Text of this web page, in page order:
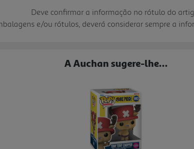
Deve confirmar a informação no rótulo do
e/ou rótulos, deverá considerar sempre a
A Auchan sugere-lhe...